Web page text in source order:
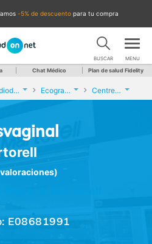
-5% de descuento para tu compra
BUSCAR MENU
Chat Médico Plan de salud Fidelity
Radiodiagnóstico Ecografía Transvaginal Centre Mèdic Martorell
Riera, 9, Martorell
E08681991